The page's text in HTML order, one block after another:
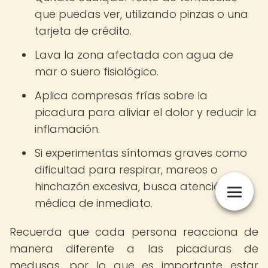
que puedas ver, utilizando pinzas o una
tarjeta de crédito.
Lava la zona afectada con agua de
mar o suero fisiológico.
Aplica compresas frías sobre la
picadura para aliviar el dolor y reducir la
inflamación.
Si experimentas síntomas graves como
dificultad para respirar, mareos o
hinchazón excesiva, busca atención
médica de inmediato.
Recuerda que cada persona reacciona de
manera diferente a las picaduras de